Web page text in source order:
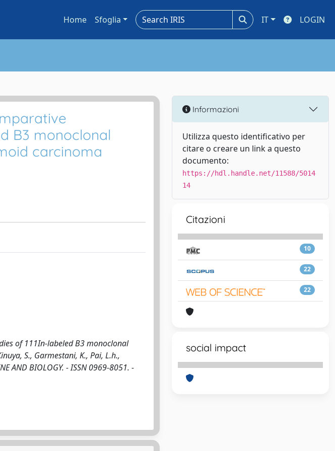
Home Sfoglia IT LOGIN
B3 monoclonal
carcinoma
of 111In-labeled B3 monoclonal
S., Garmestani, K., Pai, L.h.,
AND BIOLOGY. - ISSN 0969-8051. -
Informazioni
Utilizza questo identificativo per
citare o creare un link a questo
documento:
https://hdl.handle.net/11588/5014
14
Citazioni
10
22
22
social impact